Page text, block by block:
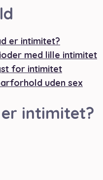
er intimitet?
med lille intimitet
for intimitet
uden sex
intimitet?